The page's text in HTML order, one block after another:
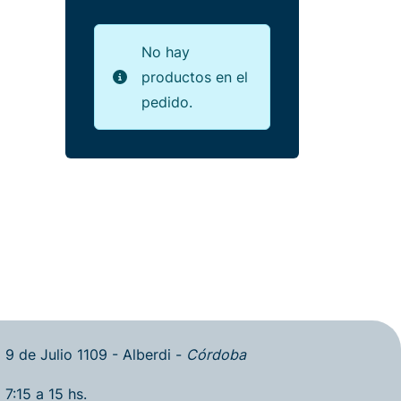
No hay
productos en el
pedido.
9 de Julio 1109 - Alberdi - Córdoba
7:15 a 15 hs.